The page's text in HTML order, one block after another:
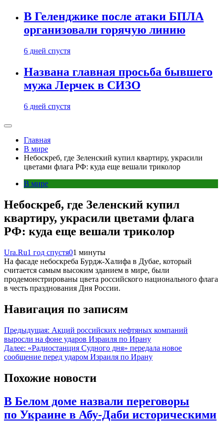
В Геленджике после атаки БПЛА
организовали горячую линию
6 дней спустя
Названа главная просьба бывшего
мужа Лерчек в СИЗО
6 дней спустя
Главная
В мире
Небоскреб, где Зеленский купил квартиру, украсили
цветами флага РФ: куда еще вешали триколор
В мире
Небоскреб, где Зеленский купил
квартиру, украсили цветами флага
РФ: куда еще вешали триколор
Ura.Ru1 год спустя01 минуты
На фасаде небоскреба Бурдж-Халифа в Дубае, который
считается самым высоким зданием в мире, были
продемонстрированы цвета российского национального флага
в честь празднования Дня России.
Навигация по записям
Предыдущая: Акций российских нефтяных компаний
выросли на фоне ударов Израиля по Ирану
Далее: «Радиостанция Судного дня» передала новое
сообщение перед ударом Израиля по Ирану
Похожие новости
В Белом доме назвали переговоры
по Украине в Абу-Даби историческими